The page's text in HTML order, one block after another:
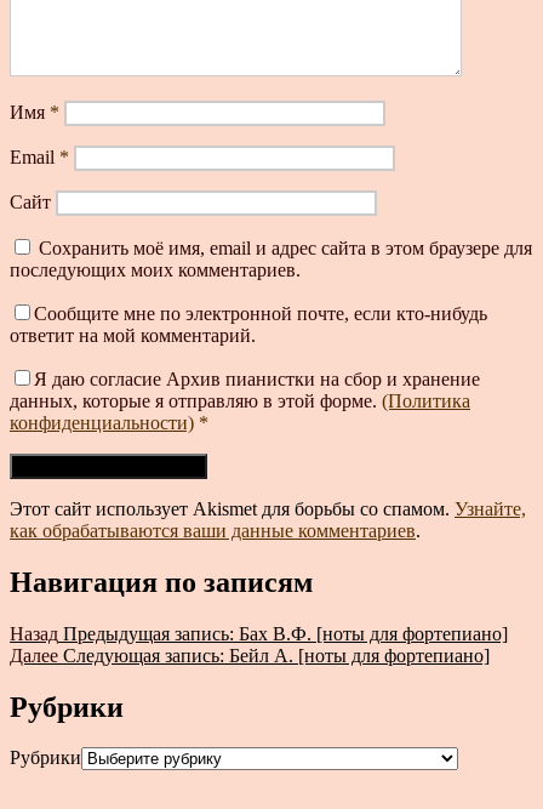
Имя *
Email *
Сайт
Сохранить моё имя, email и адрес сайта в этом браузере для
последующих моих комментариев.
Сообщите мне по электронной почте, если кто-нибудь
ответит на мой комментарий.
Я даю согласие Архив пианистки на сбор и хранение
данных, которые я отправляю в этой форме. (Политика
конфиденциальности) *
Этот сайт использует Akismet для борьбы со спамом. Узнайте,
как обрабатываются ваши данные комментариев.
Навигация по записям
Назад Предыдущая запись: Бах В.Ф. [ноты для фортепиано]
Далее Следующая запись: Бейл А. [ноты для фортепиано]
Рубрики
Рубрики